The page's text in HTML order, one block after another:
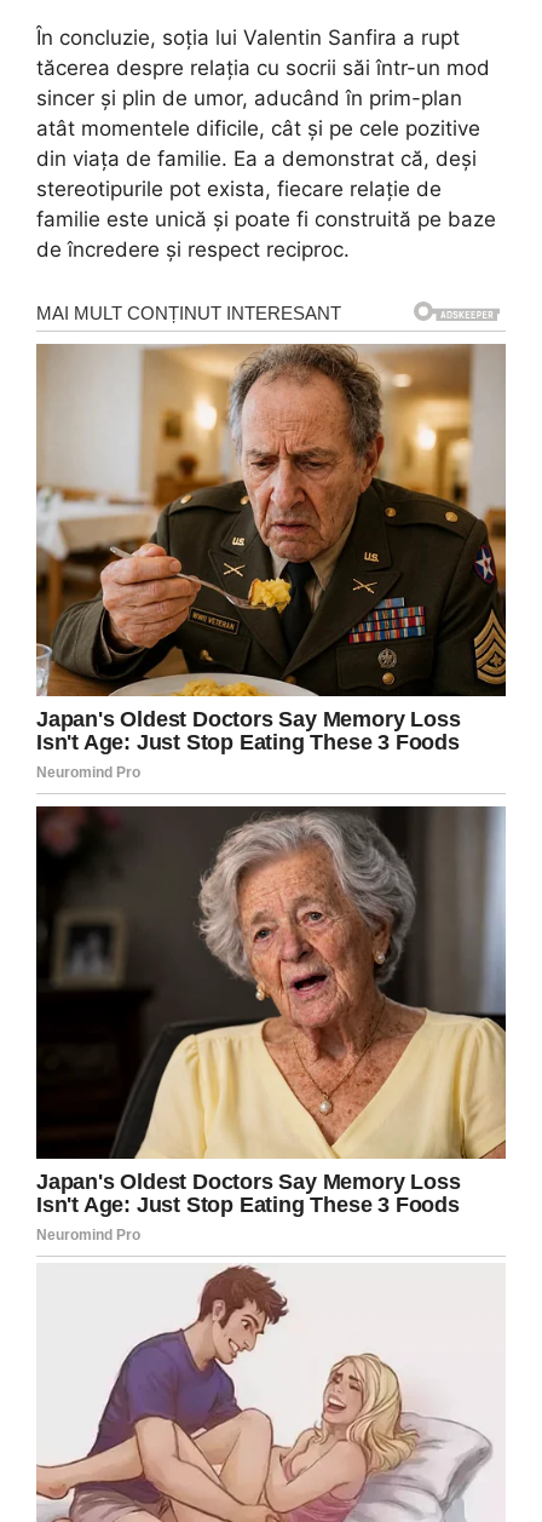
În concluzie, soția lui Valentin Sanfira a rupt
tăcerea despre relația cu socrii săi într-un mod
sincer și plin de umor, aducând în prim-plan
atât momentele dificile, cât și pe cele pozitive
din viața de familie. Ea a demonstrat că, deși
stereotipurile pot exista, fiecare relație de
familie este unică și poate fi construită pe baze
de încredere și respect reciproc.